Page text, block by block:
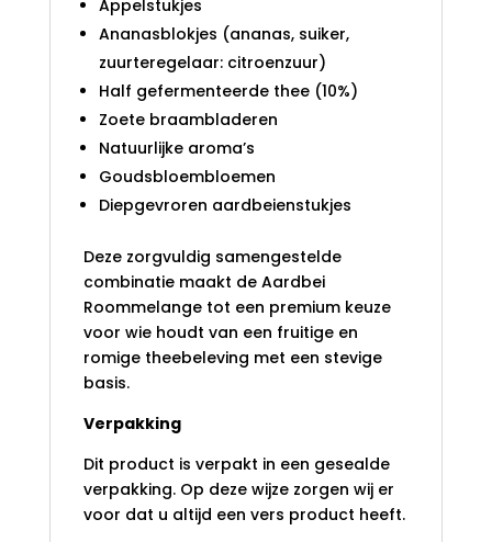
Appelstukjes
Ananasblokjes (ananas, suiker,
zuurteregelaar: citroenzuur)
Half gefermenteerde thee (10%)
Zoete braambladeren
Natuurlijke aroma’s
Goudsbloembloemen
Diepgevroren aardbeienstukjes
Deze zorgvuldig samengestelde
combinatie maakt de Aardbei
Roommelange tot een premium keuze
voor wie houdt van een fruitige en
romige theebeleving met een stevige
basis.
Verpakking
Dit product is verpakt in een gesealde
verpakking. Op deze wijze zorgen wij er
voor dat u altijd een vers product heeft.